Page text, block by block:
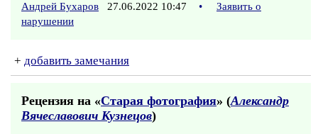
Андрей Бухаров 27.06.2022 10:47 •
Заявить о
нарушении
+ добавить замечания
Рецензия на «Старая фотография» (Александр
Вячеславович Кузнецов)